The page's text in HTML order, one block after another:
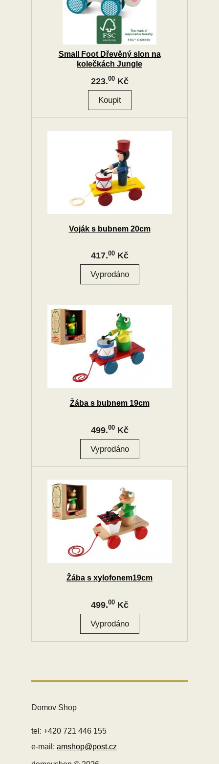
Small Foot Dřevěný slon na
kolečkách Jungle
223.00Kč
Voják s bubnem 20cm
417.00Kč
Žába s bubnem 19cm
499.00Kč
Žába s xylofonem19cm
499.00Kč
Domov Shop
tel: +420 721 446 155
e-mail: amshop@post.cz